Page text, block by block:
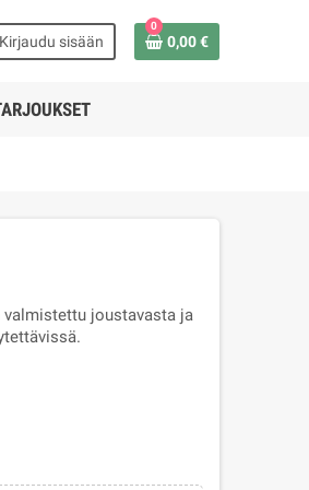
Kirjaudu sisään
0
0,00 €
valmistettu joustavasta ja